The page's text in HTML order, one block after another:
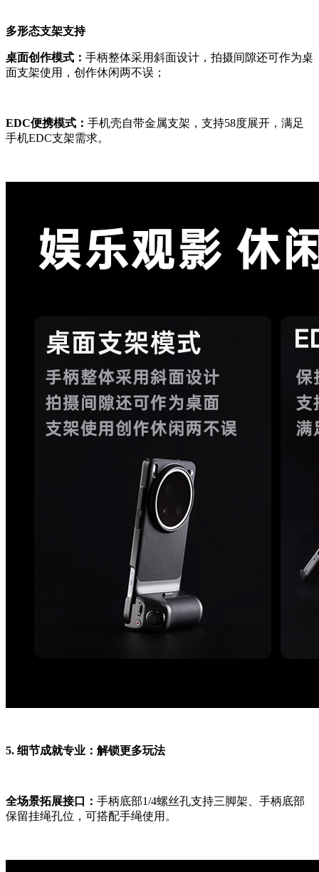
多形态支架支持
桌面创作模式： 手柄整体采用斜面设计，拍摄间隙还可作为桌
面支架使用，创作休闲两不误；
EDC便携模式： 手机壳自带金属支架，支持58度展开，满足
手机EDC支架需求。
5. 细节成就专业：解锁更多玩法
全场景拓展接口： 手柄底部1/4螺丝孔支持三脚架、手柄底部
保留挂绳孔位，可搭配手绳使用。